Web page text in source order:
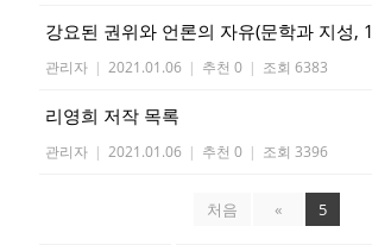
강요된 권위와 언론의 자유(문학과 지성,
관리자 | 2021.01.06 | 추천 0 | 조회 6383
리영희 저작 목록
관리자 | 2021.01.06 | 추천 0 | 조회 3396
처음 « 5